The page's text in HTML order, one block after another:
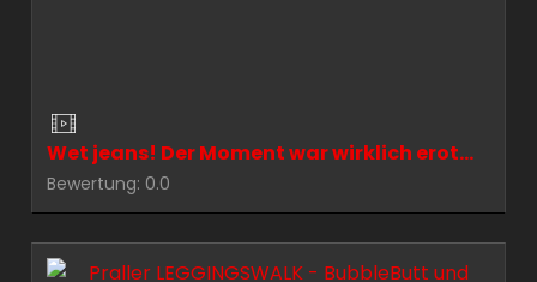
Wet jeans! Der Moment war wirklich erotisch und heiß.
Bewertung: 0.0